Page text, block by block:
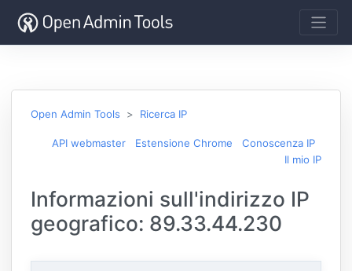
Open Admin Tools Ricerca IP
API webmaster Estensione Chrome
Conoscenza IP
Il mio IP
Informazioni sull'indirizzo IP
geografico: 89.33.44.230